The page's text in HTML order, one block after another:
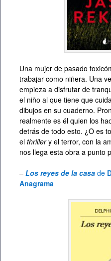
Una mujer de pasado
trabajar como niñera. Una
empieza a disfrutar de
el niño al que tiene que
dibujos en su cuaderno.
realmente es él quien los
detrás de todo esto. ¿O es
el thrillery el terror, con la
nos llega esta obra a punto
– Los reyes de la casa de
Anagrama